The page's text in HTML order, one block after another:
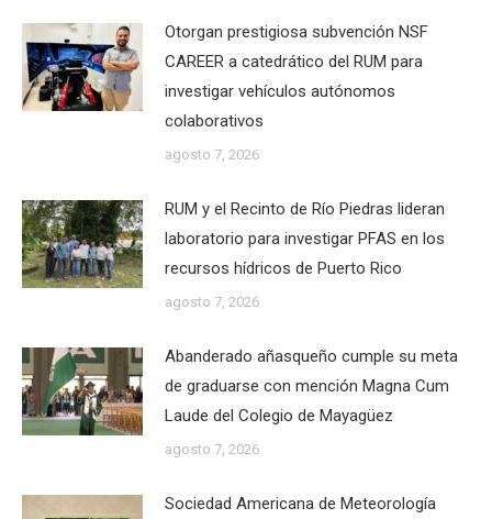
Otorgan prestigiosa subvención NSF
CAREER a catedrático del RUM para
investigar vehículos autónomos
colaborativos
agosto 7, 2026
RUM y el Recinto de Río Piedras lideran
laboratorio para investigar PFAS en los
recursos hídricos de Puerto Rico
agosto 7, 2026
Abanderado añasqueño cumple su meta
de graduarse con mención Magna Cum
Laude del Colegio de Mayagüez
agosto 7, 2026
Sociedad Americana de Meteorología